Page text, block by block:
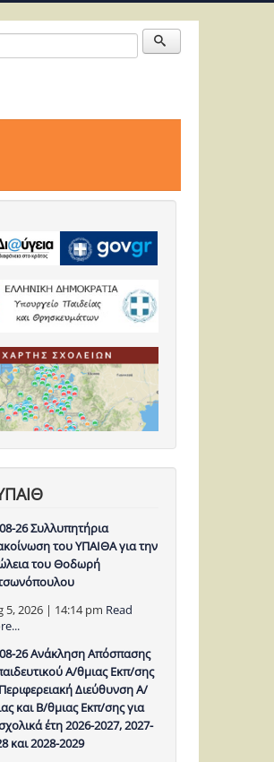
26 Συλλυπητήρια
του ΥΠΑΙΘΑ για την
του Θοδωρή
5, 2026 | 14:14 pm Read
26 Ανάκληση Απόσπασης
Α/θμιας Εκπ/σης
Διεύθυνση Α/
και Β/θμιας Εκπ/σης για
έτη 2026-2027, 2027-
και 2028-2029